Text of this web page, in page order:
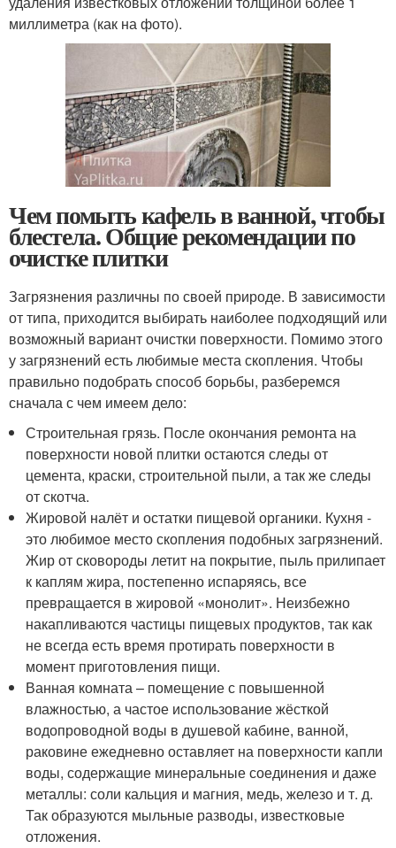
миллиметра (как на фото).
Чем помыть кафель в ванной, чтобы
блестела. Общие рекомендации по
очистке плитки
Загрязнения различны по своей природе. В зависимости
от типа, приходится выбирать наиболее подходящий или
возможный вариант очистки поверхности. Помимо этого
у загрязнений есть любимые места скопления. Чтобы
правильно подобрать способ борьбы, разберемся
сначала с чем имеем дело:
Строительная грязь. После окончания ремонта на
поверхности новой плитки остаются следы от
цемента, краски, строительной пыли, а так же следы
от скотча.
Жировой налёт и остатки пищевой органики. Кухня -
это любимое место скопления подобных загрязнений.
Жир от сковороды летит на покрытие, пыль прилипает
к каплям жира, постепенно испаряясь, все
превращается в жировой «монолит». Неизбежно
накапливаются частицы пищевых продуктов, так как
не всегда есть время протирать поверхности в
момент приготовления пищи.
Ванная комната – помещение с повышенной
влажностью, а частое использование жёсткой
водопроводной воды в душевой кабине, ванной,
раковине ежедневно оставляет на поверхности капли
воды, содержащие минеральные соединения и даже
металлы: соли кальция и магния, медь, железо и т. д.
Так образуются мыльные разводы, известковые
отложения.